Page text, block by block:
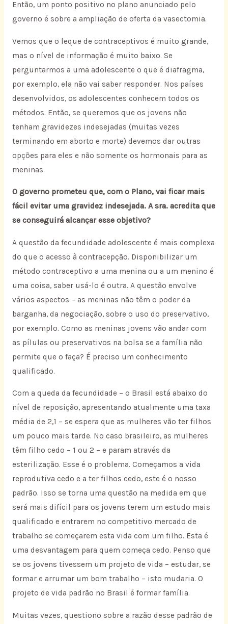
Então, um ponto positivo no plano anunciado pelo
governo é sobre a ampliação de oferta da vasectomia.
Vemos que o leque de contraceptivos é muito grande,
mas o nível de informação é muito baixo. Se
perguntarmos a uma adolescente o que é diafragma,
por exemplo, ela não vai saber responder. Nos países
desenvolvidos, os adolescentes conhecem todos os
métodos. Então, se queremos que os jovens não
tenham gravidezes indesejadas (muitas vezes
terminando em aborto e morte) devemos dar outras
opções para eles e não somente os hormonais para as
meninas.
O governo prometeu que, com o Plano, vai ficar mais
fácil evitar uma gravidez indesejada. A sra. acredita que
se conseguirá alcançar esse objetivo?
A questão da fecundidade adolescente é mais complexa
do que o acesso à contracepção. Disponibilizar um
método contraceptivo a uma menina ou a um menino é
uma coisa, saber usá-lo é outra. A questão envolve
vários aspectos – as meninas não têm o poder da
barganha, da negociação, sobre o uso do preservativo,
por exemplo. Como as meninas jovens vão andar com
as pílulas ou preservativos na bolsa se a família não
permite que o faça? É preciso um conhecimento
qualificado.
Com a queda da fecundidade – o Brasil está abaixo do
nível de reposição, apresentando atualmente uma taxa
média de 2,1 – se espera que as mulheres vão ter filhos
um pouco mais tarde. No caso brasileiro, as mulheres
têm filho cedo – 1 ou 2 – e param através da
esterilização. Esse é o problema. Começamos a vida
reprodutiva cedo e a ter filhos cedo, este é o nosso
padrão. Isso se torna uma questão na medida em que
será mais difícil para os jovens terem um estudo mais
qualificado e entrarem no competitivo mercado de
trabalho se começarem esta vida com um filho. Esta é
uma desvantagem para quem começa cedo. Penso que
se os jovens tivessem um projeto de vida – estudar, se
formar e arrumar um bom trabalho – isto mudaria. O
projeto de vida padrão no Brasil é formar família.
Muitas vezes, questiono sobre a razão desse padrão de